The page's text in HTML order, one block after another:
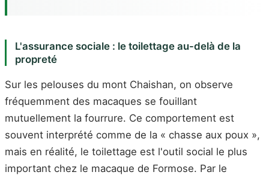
L'assurance sociale : le toilettage au-delà de la
propreté
Sur les pelouses du mont Chaishan, on observe
fréquemment des macaques se fouillant
mutuellement la fourrure. Ce comportement est
souvent interprété comme de la « chasse aux poux »,
mais en réalité, le toilettage est l'outil social le plus
important chez le macaque de Formose. Par le